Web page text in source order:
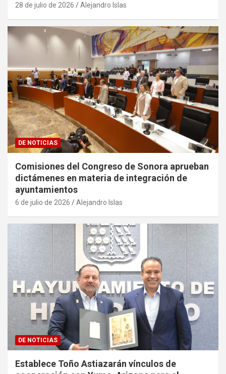
28 de julio de 2026 Alejandro Islas
DE NOTICIAS
Comisiones del Congreso de Sonora aprueban
dictámenes en materia de integración de
ayuntamientos
6 de julio de 2026 Alejandro Islas
DE NOTICIAS
Establece Toño Astiazarán vínculos de